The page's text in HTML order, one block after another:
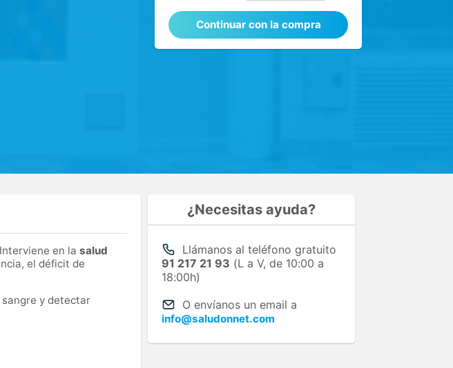
Continuar con la compra
en la salud
el déficit de
y detectar
¿Necesitas ayuda?
Llámanos al teléfono gratuito
91 217 21 93 (L a V, de 10:00 a
18:00h)
O envíanos un email a
info@saludonnet.com